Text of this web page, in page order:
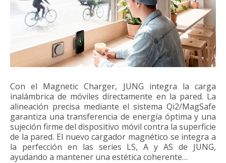
Con el Magnetic Charger, JUNG integra la carga
inalámbrica de móviles directamente en la pared. La
alineación precisa mediante el sistema Qi2/MagSafe
garantiza una transferencia de energía óptima y una
sujeción firme del dispositivo móvil contra la superficie
de la pared. El nuevo cargador magnético se integra a
la perfección en las series LS, A y AS de JUNG,
ayudando a mantener una estética coherente…